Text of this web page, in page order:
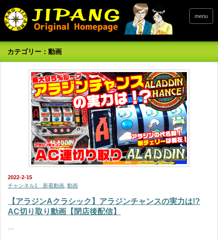
menu
カテゴリー：動画
2022-2-15
チャンネル1 新着動画 動画
【アラジンAクラシック】アラジンチャンスの実力は!?
AC切り取り動画【閉店後配信】